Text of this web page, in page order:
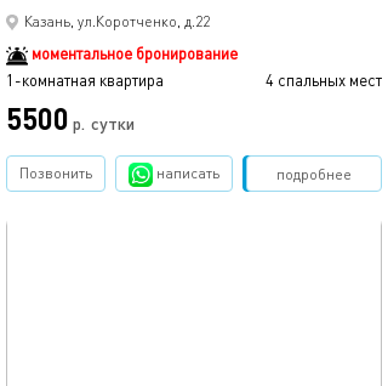
Казань, ул.Коротченко, д.22
моментальное бронирование
1-комнатная квартира
4 спальных мест
5500 р. сутки
подробнее
Позвонить написать Забронировать